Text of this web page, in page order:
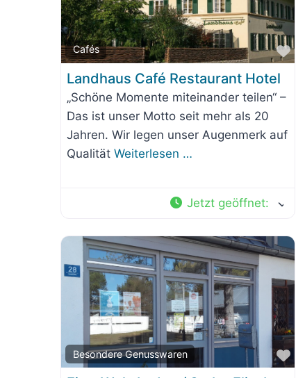
Cafés
Landhaus Café Restaurant Hotel
„Schöne Momente miteinander teilen“ –
Das ist unser Motto seit mehr als 20
Jahren. Wir legen unser Augenmerk auf
Qualität Weiterlesen …
Jetzt geöffnet:
Besondere Genusswaren